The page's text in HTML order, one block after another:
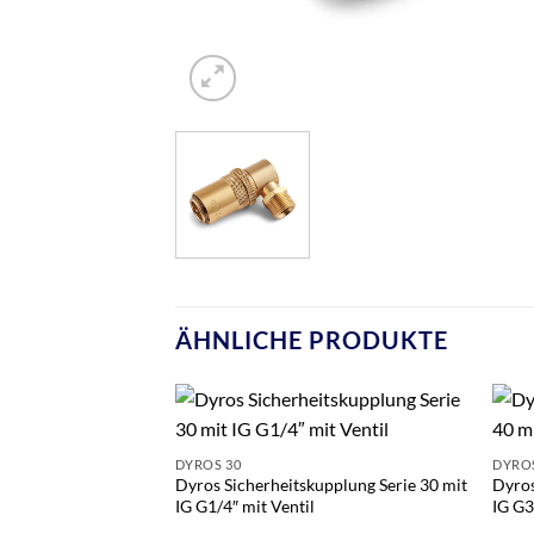
ÄHNLICHE PRODUKTE
DYROS 30
Dyros Sicherheitskupplung Serie 30 mit
IG G1/4″ mit Ventil
IG